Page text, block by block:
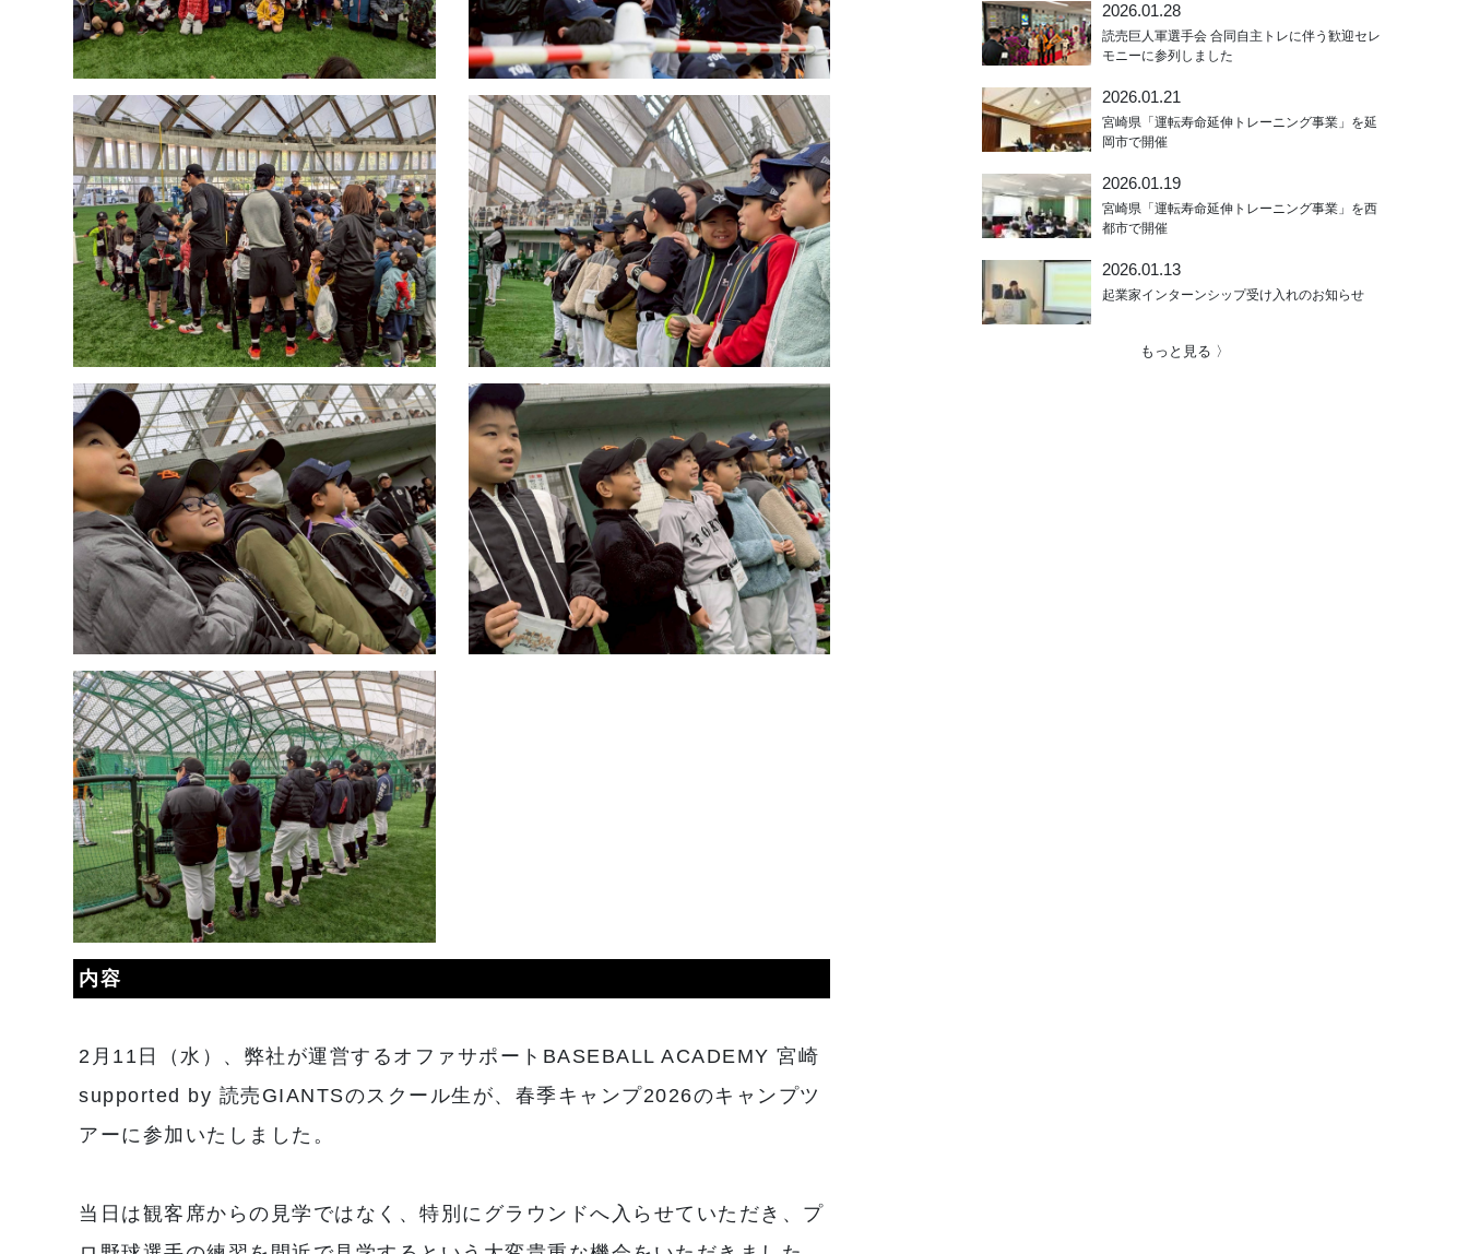
内容
2月11日（水）、弊社が運営するオファサポートBASEBALL ACADEMY 宮崎
supported by 読売GIANTSのスクール生が、春季キャンプ2026のキャンプツ
アーに参加いたしました。
当日は観客席からの見学ではなく、特別にグラウンドへ入らせていただき、プ
2026.01.28
読売巨人軍選手会 合同自主トレに伴う歓迎セレ
モニーに参列しました
2026.01.21
宮崎県「運転寿命延伸トレーニング事業」を延
岡市で開催
2026.01.19
宮崎県「運転寿命延伸トレーニング事業」を西
都市で開催
2026.01.13
起業家インターンシップ受け入れのお知らせ
もっと見る 〉